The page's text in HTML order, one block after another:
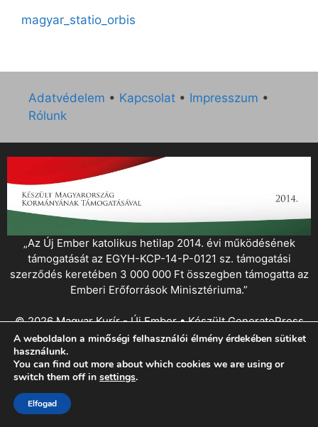
magyar_statio_orbis
Adatvédelem • Kapcsolat • Impresszum •
Rólunk
„Az Új Ember katolikus hetilap 2014. évi működésének
támogatását az EGYH-KCP-14-P-0121 sz. támogatási
szerződés keretében 3 000 000 Ft összegben támogatta az
Emberi Erőforrások Minisztériuma.”
© 2026 Magyar Kurír - Új Ember• KészültGeneratePress
A weboldalon a minőségi felhasználói élmény érdekében sütiket
használunk.
You can find out more about which cookies we are using or
switch them off in settings.
Elfogad